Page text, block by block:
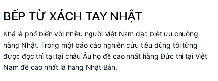
BẾP TỪ XÁCH TAY NHẬT
Khá là phổ biến với nhiều người Việt Nam đặc biệt ưu chuộng
hàng Nhật. Trong một báo cáo nghiên cứu tiêu dùng tôi từng
được đọc thì tại tại châu Âu họ đề cao nhất hàng Đức thì tại Việt
Nam đề cao nhất là hàng Nhật Bản.